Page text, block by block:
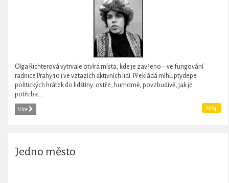
Olga Richterová vytrvale otvírá místa, kde je zavřeno – ve fungování
radnice Prahy 10 i ve vztazích aktivních lidí. Překládá mlhu ptydepe
politických hrátek do lidštiny: ostře, humorně, povzbudivě, jak je
potřeba....
Více 2014
Jedno město